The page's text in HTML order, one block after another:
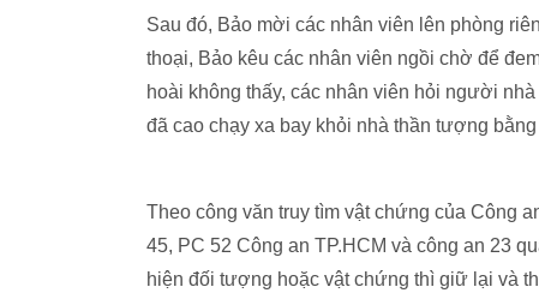
Sau đó, Bảo mời các nhân viên lên phòng
thoại, Bảo kêu các nhân viên ngồi chờ để
hoài không thấy, các nhân viên hỏi người
đã cao chạy xa bay khỏi nhà thần tượng
Theo công văn truy tìm vật chứng của Công
45, PC 52 Công an TP.HCM và công an 23
hiện đối tượng hoặc vật chứng thì giữ lại và